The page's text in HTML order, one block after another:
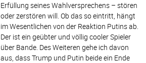
Erfüllung seines Wahlversprechens – stören
oder zerstören will. Ob das so eintritt, hängt
im Wesentlichen von der Reaktion Putins ab.
Der ist ein geübter und völlig cooler Spieler
über Bande. Des Weiteren gehe ich davon
aus, dass Trump und Putin beide ein Ende